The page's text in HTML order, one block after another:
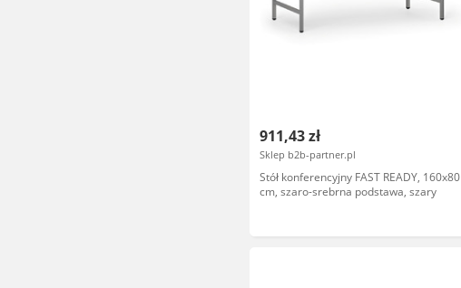
911,43 zł
Sklep b2b-partner.pl
Stół konferencyjny FAST READY, 160x80
cm, szaro-srebrna podstawa, szary